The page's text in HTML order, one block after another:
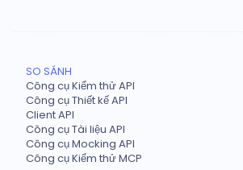
SO SÁNH
Công cụ Kiểm thử API
Công cụ Thiết kế API
Client API
Công cụ Tài liệu API
Công cụ Mocking API
Công cụ Kiểm thử MCP